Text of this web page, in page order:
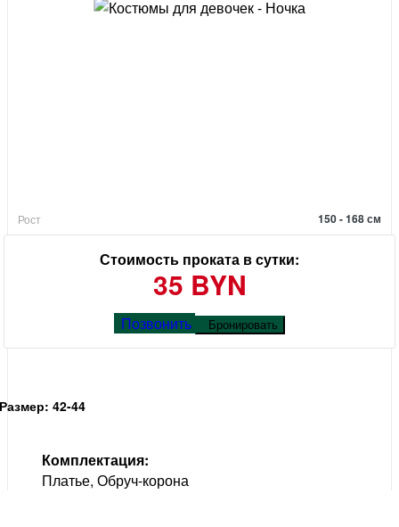
Рост 150 - 168 см
Стоимость проката в сутки:
35 BYN
Позвонить Бронировать
Размер: 42-44
Комплектация:
Платье, Обруч-корона